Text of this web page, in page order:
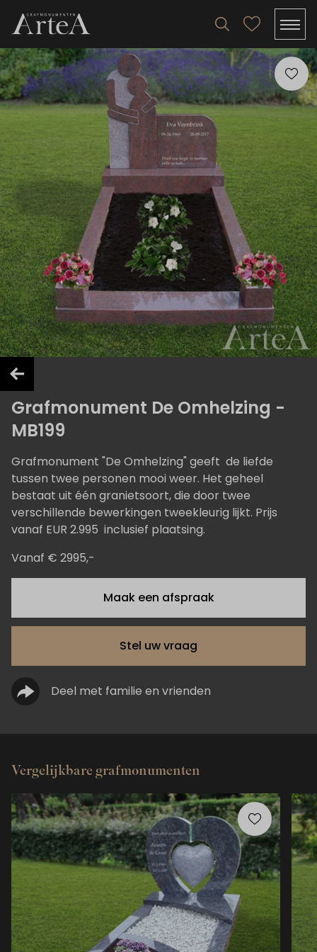
Grafmonument De Omhelzing -
MB199
Grafmonument "De Omhelzing" geeft de liefde
tussen twee personen mooi weer. Het geheel
bestaat uit één granietsoort, die door twee
verschillende bewerkingen tweekleurig lijkt. Prijs
vanaf EUR 2.995 inclusief plaatsing.
Vanaf € 2995,-
Maak een afspraak
Stel uw vraag
Deel met familie en vrienden
Vergelijkbare grafmonumenten